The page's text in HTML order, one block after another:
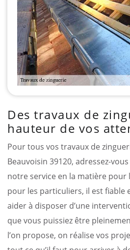
Des travaux de
hauteur de vos
Pour tous vos travaux de
Beauvoisin 39120, adressez-
notre service en la matière pour
pour les particuliers, il est fiable
aider à disposer d’une
que vous puissiez être
l’on propose, on réalise vos